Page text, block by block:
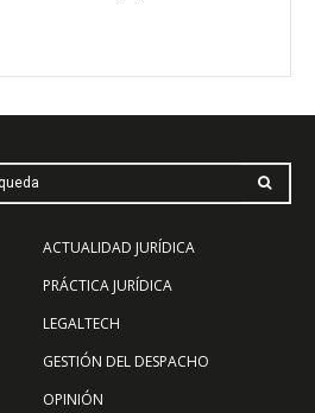
ACTUALIDAD JURÍDICA
PRÁCTICA JURÍDICA
LEGALTECH
GESTIÓN DEL DESPACHO
OPINIÓN